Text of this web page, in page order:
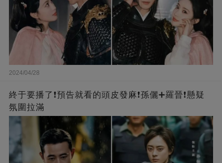
2024/04/28
終于要播了❗️預告就看的頭皮發麻❗️孫儷➕羅晉❗懸疑
氛圍拉滿